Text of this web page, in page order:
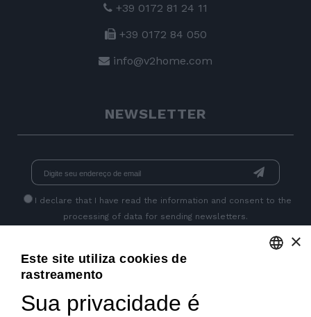
+39 0172 81 24 11
+39 0172 84 050
info@v2home.com
NEWSLETTER
I declare that I have read the information and consent to the
processing of data for sending newsletters.
×
Este site utiliza cookies de
rastreamento
Sua privacidade é